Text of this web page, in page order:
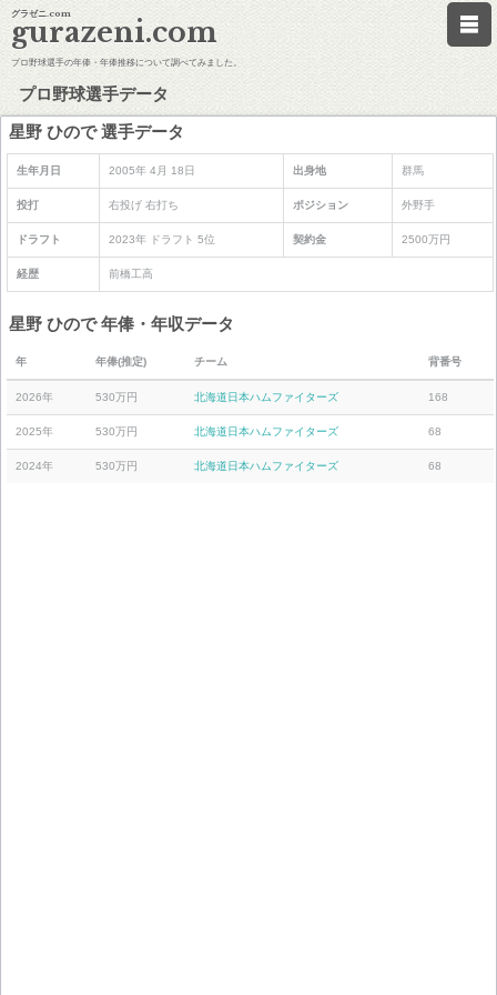
グラゼニ.com
gurazeni.com
プロ野球選手の年俸・年俸推移について調べてみました。
プロ野球選手データ
星野 ひので 選手データ
生年月日 2005年 4月 18日 出身地 群馬
投打 右投げ 右打ち ポジション 外野手
ドラフト 2023年 ドラフト 5位 契約金 2500万円
経歴 前橋工高
星野 ひので 年俸・年収データ
年 年俸(推定) チーム 背番号
2026年 530万円 北海道日本ハムファイターズ 168
2025年 530万円 北海道日本ハムファイターズ 68
2024年 530万円 北海道日本ハムファイターズ 68